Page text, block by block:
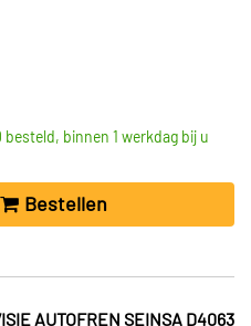
besteld, binnen 1 werkdag bij u
Bestellen
AUTOFREN SEINSA D4063